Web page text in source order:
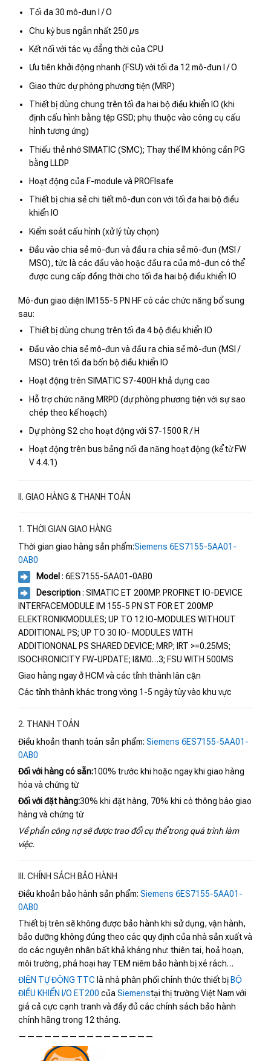
Tối đa 30 mô-đun I / O
Chu kỳ bus ngắn nhất 250 µs
Kết nối với tác vụ đẳng thời của CPU
Ưu tiên khởi động nhanh (FSU) với tối đa 12 mô-đun I / O
Giao thức dự phòng phương tiện (MRP)
Thiết bị dùng chung trên tối đa hai bộ điều khiển IO (khi
định cấu hình bằng tệp GSD; phụ thuộc vào công cụ cấu
hình tương ứng)
Thiếu thẻ nhớ SIMATIC (SMC); Thay thế IM không cần PG
bằng LLDP
Hoạt động của F-module và PROFIsafe
Thiết bị chia sẻ chi tiết mô-đun con với tối đa hai bộ điều
khiển IO
Kiểm soát cấu hình (xử lý tùy chọn)
Đầu vào chia sẻ mô-đun và đầu ra chia sẻ mô-đun (MSI /
MSO), tức là các đầu vào hoặc đầu ra của mô-đun có thể
được cung cấp đồng thời cho tối đa hai bộ điều khiển IO
Mô-đun giao diện IM155-5 PN HF có các chức năng bổ sung
sau:
Thiết bị dùng chung trên tối đa 4 bộ điều khiển IO
Đầu vào chia sẻ mô-đun và đầu ra chia sẻ mô-đun (MSI /
MSO) trên tối đa bốn bộ điều khiển IO
Hoạt động trên SIMATIC S7-400H khả dụng cao
Hỗ trợ chức năng MRPD (dự phòng phương tiện với sự sao
chép theo kế hoạch)
Dự phòng S2 cho hoạt động với S7-1500 R / H
Hoạt động trên bus bảng nối đa năng hoạt động (kể từ FW
V 4.4.1)
II. GIAO HÀNG & THANH TOÁN
1. THỜI GIAN GIAO HÀNG
Thời gian giao hàng sản phẩm:Siemens 6ES7155-5AA01-
0AB0
Model: 6ES7155-5AA01-0AB0
Description: SIMATIC ET 200MP. PROFINET IO-DEVICE
INTERFACEMODULE IM 155-5 PN ST FOR ET 200MP
ELEKTRONIKMODULES; UP TO 12 IO-MODULES WITHOUT
ADDITIONAL PS; UP TO 30 IO- MODULES WITH
ADDITIONONAL PS SHARED DEVICE; MRP; IRT >=0.25MS;
ISOCHRONICITY FW-UPDATE; I&M0…3; FSU WITH 500MS
Giao hàng ngay ở HCM và các tỉnh thành lân cận
Các tỉnh thành khác trong vòng 1-5 ngày tùy vào khu vực
2. THANH TOÁN
Điều khoản thanh toán sản phẩm: Siemens 6ES7155-5AA01-
0AB0
Đối với hàng có sẵn:100% trước khi hoặc ngay khi giao hàng
hóa và chứng từ
Đối với đặt hàng:30% khi đặt hàng, 70% khi có thông báo giao
hàng và chứng từ
Về phần công nợ sẽ được trao đổi cụ thể trong quá trình làm
việc.
III. CHÍNH SÁCH BẢO HÀNH
Điều khoản bảo hành sản phẩm: Siemens 6ES7155-5AA01-
0AB0
Thiết bị trên sẽ không được bảo hành khi sử dụng, vận hành,
bảo dưỡng không đúng theo các quy định của nhà sản xuất và
do các nguyên nhân bất khả kháng như: thiên tai, hoả hoạn,
môi trường, phá hoại hay TEM niêm bảo hành bị xé rách…
ĐIỆN TỰ ĐỘNG TTC là nhà phân phối chính thức thiết bị BỘ
ĐIỀU KHIỂN I/O ET200 củaSiemenstại thị trường Việt Nam với
giá cả cực cạnh tranh và đầy đủ các chính sách bảo hành
chính hãng trong 12 tháng.
————————————————